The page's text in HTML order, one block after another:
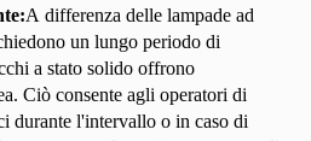
A differenza delle lampade ad
un lungo periodo di
a stato solido offrono
Ciò consente agli operatori di
durante l'intervallo o in caso di